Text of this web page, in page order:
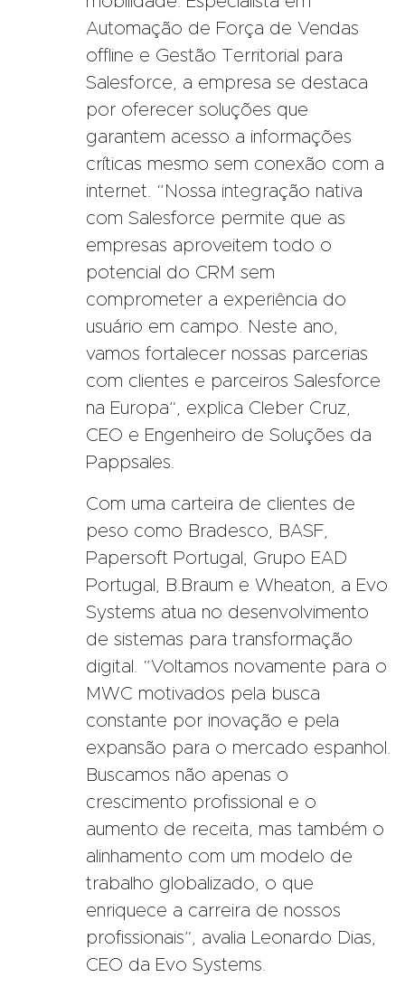
Automação de Força de Vendas
offline e Gestão Territorial para
Salesforce, a empresa se destaca
por oferecer soluções que
garantem acesso a informações
críticas mesmo sem conexão com a
internet. “Nossa integração nativa
com Salesforce permite que as
empresas aproveitem todo o
potencial do CRM sem
comprometer a experiência do
usuário em campo. Neste ano,
vamos fortalecer nossas parcerias
com clientes e parceiros Salesforce
na Europa”, explica Cleber Cruz,
CEO e Engenheiro de Soluções da
Pappsales.
Com uma carteira de clientes de
peso como Bradesco, BASF,
Papersoft Portugal, Grupo EAD
Portugal, B.Braum e Wheaton, a Evo
Systems atua no desenvolvimento
de sistemas para transformação
digital. “Voltamos novamente para o
MWC motivados pela busca
constante por inovação e pela
expansão para o mercado espanhol.
Buscamos não apenas o
crescimento profissional e o
aumento de receita, mas também o
alinhamento com um modelo de
trabalho globalizado, o que
enriquece a carreira de nossos
profissionais”, avalia Leonardo Dias,
CEO da Evo Systems.